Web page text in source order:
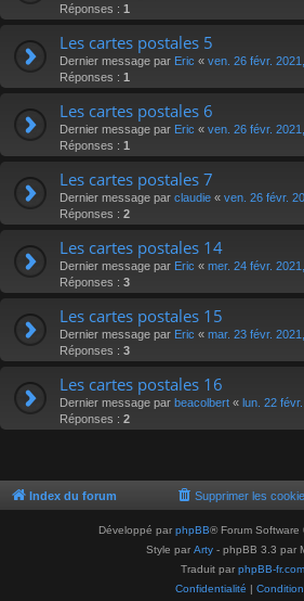
Réponses : 1
Les cartes postales 5
Dernier message par Eric « ven. 26 févr.
Réponses : 1
Les cartes postales 6
Dernier message par Eric « ven. 26 févr.
Réponses : 1
Les cartes postales 7
Dernier message par claudie « ven. 26 févr.
Réponses : 2
Les cartes postales 14
Dernier message par Eric « mer. 24 févr.
Réponses : 3
Les cartes postales 15
Dernier message par Eric « mar. 23 févr.
Réponses : 3
Les cartes postales 16
Dernier message par beacolbert « lun. 22
Réponses : 2
Index du forum Supprimer les
Développé par phpBB® Forum Software
Style par Arty - phpBB 3.3 par
Traduit par phpBB-fr.com
Confidentialité |